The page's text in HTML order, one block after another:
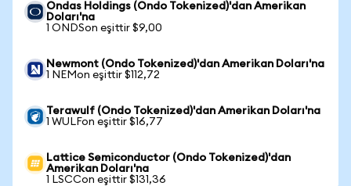
Ondas Holdings (Ondo Tokenized)'dan Amerikan
Doları'na
1 ONDSon eşittir $9,00
Newmont (Ondo Tokenized)'dan Amerikan Doları'na
1 NEMon eşittir $112,72
Terawulf (Ondo Tokenized)'dan Amerikan Doları'na
1 WULFon eşittir $16,77
Lattice Semiconductor (Ondo Tokenized)'dan
Amerikan Doları'na
1 LSCCon eşittir $131,36